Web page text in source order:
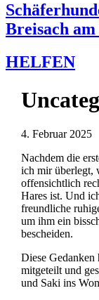
Breisach
HELFEN
4. Februar 2025
Nachdem die
ich mir überlegt,
offensichtlich
Hares ist. Und
freundliche
um ihm ein
bescheiden.
Diese
mitgeteilt und
und Saki ins